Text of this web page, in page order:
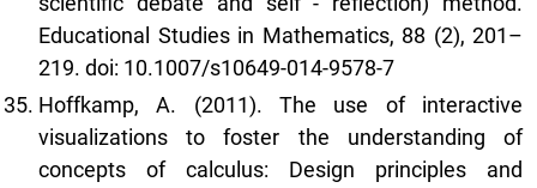
Educational Studies in Mathematics, 88 (2), 201–
219. doi: 10.1007/s10649-014-9578-7
Hoffkamp, A. (2011). The use of interactive
visualizations to foster the understanding of
concepts of calculus: Design principles and